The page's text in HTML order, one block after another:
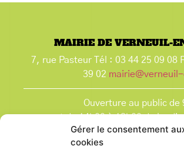
Gérer le consentement
cookies
MAIRIE DE VERNEUIL-
7, rue Pasteur Tél : 03 44 25 09 08
39 02
Ouverture au public de
et de 14h00 à 18h00 du lundi
et le samedi de